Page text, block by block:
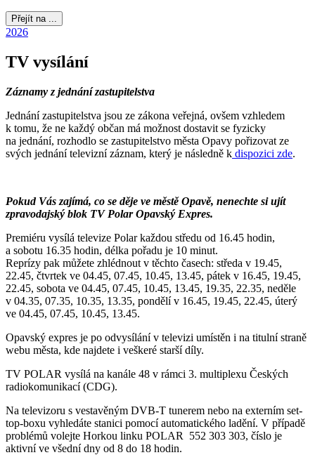
Přejít na ...
2026
TV vysílání
Záznamy z jednání zastupitelstva
Jednání zastupitelstva jsou ze zákona veřejná, ovšem vzhledem
k tomu, že ne každý občan má možnost dostavit se fyzicky
na jednání, rozhodlo se zastupitelstvo města Opavy pořizovat ze
svých jednání televizní záznam, který je následně k dispozici zde.
Pokud Vás zajímá, co se děje ve městě Opavě, nenechte si ujít
zpravodajský blok TV Polar Opavský Expres.
Premiéru vysílá televize Polar každou středu od 16.45 hodin,
a sobotu 16.35 hodin, délka pořadu je 10 minut.
Reprízy pak můžete zhlédnout v těchto časech: středa v 19.45,
22.45, čtvrtek ve 04.45, 07.45, 10.45, 13.45, pátek v 16.45, 19.45,
22.45, sobota ve 04.45, 07.45, 10.45, 13.45, 19.35, 22.35, neděle
v 04.35, 07.35, 10.35, 13.35, pondělí v 16.45, 19.45, 22.45, úterý
ve 04.45, 07.45, 10.45, 13.45.
Opavský expres je po odvysílání v televizi umístěn i na titulní straně
webu města, kde najdete i veškeré starší díly.
TV POLAR vysílá na kanále 48 v rámci 3. multiplexu Českých
radiokomunikací (CDG).
Na televizoru s vestavěným DVB-T tunerem nebo na externím set-
top-boxu vyhledáte stanici pomocí automatického ladění. V případě
problémů volejte Horkou linku POLAR 552 303 303, číslo je
aktivní ve všední dny od 8 do 18 hodin.